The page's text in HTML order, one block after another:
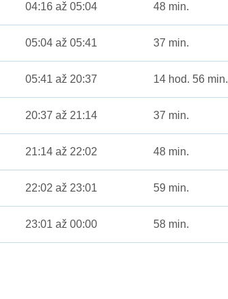
04:16 až 05:04 48 min.
05:04 až 05:41 37 min.
05:41 až 20:37 14 hod. 56 min.
20:37 až 21:14 37 min.
21:14 až 22:02 48 min.
22:02 až 23:01 59 min.
23:01 až 00:00 58 min.